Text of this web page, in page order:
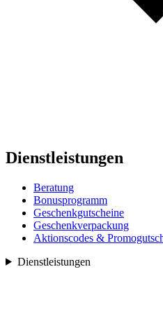
Dienstleistungen
Beratung
Bonusprogramm
Geschenkgutscheine
Geschenkverpackung
Aktionscodes &
Dienstleistungen